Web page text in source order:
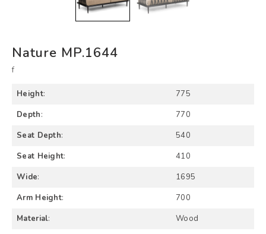
Nature MP.1644
f
Height:
775
Depth:
770
Seat Depth:
540
Seat Height:
410
Wide:
1695
Arm Height:
700
Material: Wood